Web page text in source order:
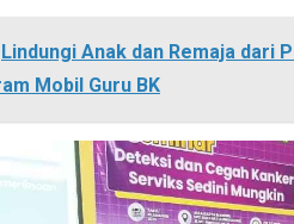
Lindungi Anak dan Remaja dari
Mobil Guru BK